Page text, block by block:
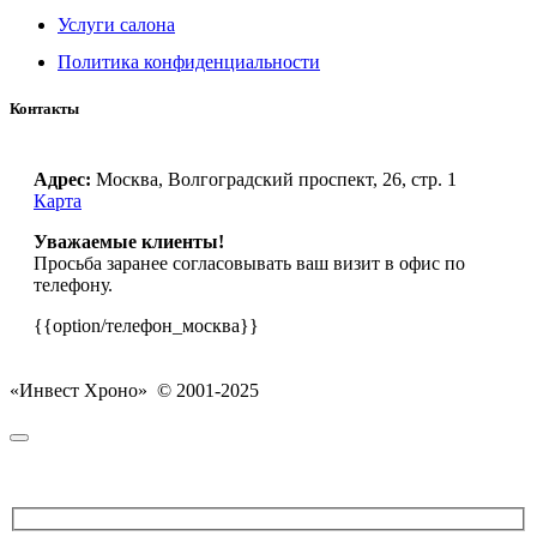
Услуги салона
Политика конфиденциальности
Контакты
Адрес: Москва, Волгоградский проспект, 26, стр. 1
Карта
Уважаемые клиенты!
Просьба заранее согласовывать ваш визит в офис по
телефону.
{{option/телефон_москва}}
«Инвест Хроно» © 2001-2025